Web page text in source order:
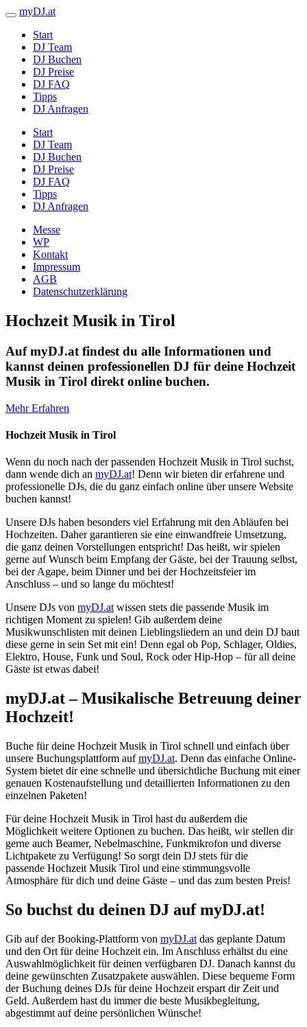
myDJ.at
Start
DJ Team
DJ Buchen
DJ Preise
DJ FAQ
Tipps
DJ Anfragen
Start
DJ Team
DJ Buchen
DJ Preise
DJ FAQ
Tipps
DJ Anfragen
Messe
WP
Kontakt
Impressum
AGB
Datenschutzerklärung
Hochzeit Musik in Tirol
Auf myDJ.at findest du alle Informationen und
kannst deinen professionellen DJ für deine Hochzeit
Musik in Tirol direkt online buchen.
Mehr Erfahren
Hochzeit Musik in Tirol
Wenn du noch nach der passenden Hochzeit Musik in Tirol suchst,
dann wende dich an myDJ.at! Denn wir bieten dir erfahrene und
professionelle DJs, die du ganz einfach online über unsere Website
buchen kannst!
Unsere DJs haben besonders viel Erfahrung mit den Abläufen bei
Hochzeiten. Daher garantieren sie eine einwandfreie Umsetzung,
die ganz deinen Vorstellungen entspricht! Das heißt, wir spielen
gerne auf Wunsch beim Empfang der Gäste, bei der Trauung selbst,
bei der Agape, beim Dinner und bei der Hochzeitsfeier im
Anschluss – und so lange du möchtest!
Unsere DJs von myDJ.at wissen stets die passende Musik im
richtigen Moment zu spielen! Gib außerdem deine
Musikwunschlisten mit deinen Lieblingsliedern an und dein DJ baut
diese gerne in sein Set mit ein! Denn egal ob Pop, Schlager, Oldies,
Elektro, House, Funk und Soul, Rock oder Hip-Hop – für all deine
Gäste ist etwas dabei!
myDJ.at – Musikalische Betreuung deiner
Hochzeit!
Buche für deine Hochzeit Musik in Tirol schnell und einfach über
unsere Buchungsplattform aufmyDJ.at. Denn das einfache Online-
System bietet dir eine schnelle und übersichtliche Buchung mit einer
genauen Kostenaufstellung und detaillierten Informationen zu den
einzelnen Paketen!
Für deine Hochzeit Musik in Tirol hast du außerdem die
Möglichkeit weitere Optionen zu buchen. Das heißt, wir stellen dir
gerne auch Beamer, Nebelmaschine, Funkmikrofon und diverse
Lichtpakete zu Verfügung! So sorgt dein DJ stets für die
passende Hochzeit Musik Tirol und eine stimmungsvolle
Atmosphäre für dich und deine Gäste – und das zum besten Preis!
So buchst du deinen DJ auf myDJ.at!
Gib auf der Booking-Plattform von myDJ.at das geplante Datum
und den Ort für deine Hochzeit ein. Im Anschluss erhältst du eine
Auswahlmöglichkeit für deinen verfügbaren DJ. Danach kannst du
deine gewünschten Zusatzpakete auswählen. Diese bequeme Form
der Buchung deines DJs für deine Hochzeit erspart dir Zeit und
Geld. Außerdem hast du immer die beste Musikbegleitung,
abgestimmt auf deine persönlichen Wünsche!